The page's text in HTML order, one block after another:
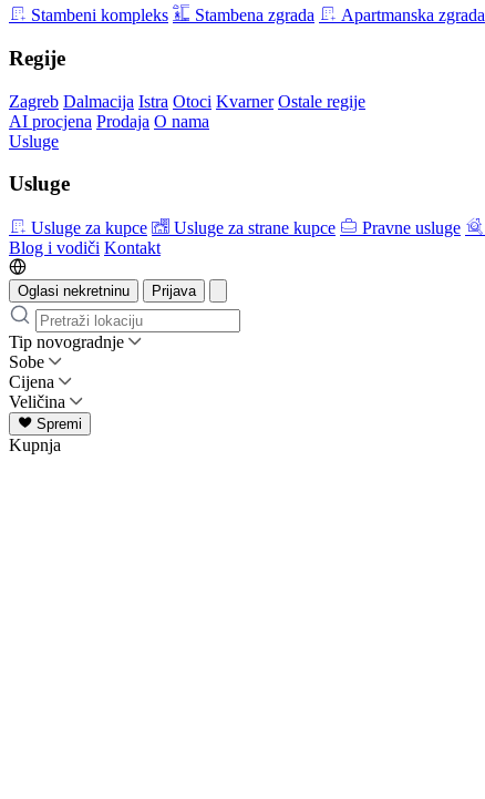
Stambeni kompleks Stambena zgrada Apartmanska zgrada
Regije
Zagreb Dalmacija Istra Otoci Kvarner Ostale regije
AI procjena Prodaja O nama
Usluge
Usluge
Usluge za kupce Usluge za strane kupce Pravne usluge
Blog i vodiči Kontakt
Oglasi nekretninu Prijava
Tip novogradnje
Sobe
Cijena
Veličina
Spremi
Kupnja